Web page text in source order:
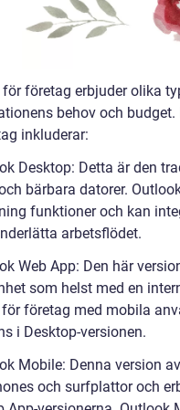
företag erbjuder olika
behov och
inkluderar:
Desktop: Detta är den
bärbara datorer.
funktioner och kan
arbetsflödet.
Web App: Den här
som helst med en
företag med mobila
i Desktop-versionen.
Mobile: Denna version
och surfplattor och